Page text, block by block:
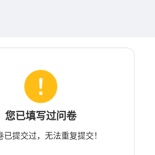
您已填写过问卷
已提交过，无法重复提交！